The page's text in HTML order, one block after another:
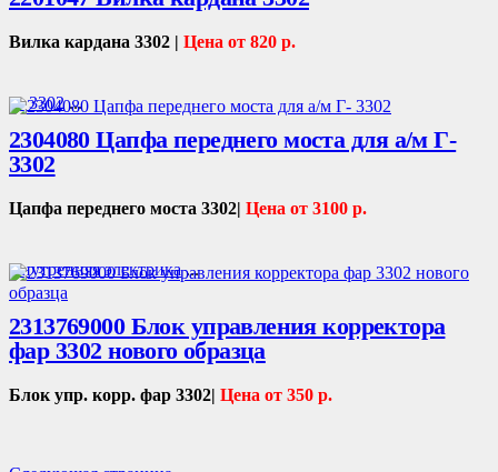
Вилка кардана 3302 | Цена от 820 р.
Г- 3302...
2304080 Цапфа переднего моста для а/м Г-
3302
Цапфа переднего моста 3302| Цена от 3100 р.
Внутренняя электрика...
2313769000 Блок управления корректора
фар 3302 нового образца
Блок упр. корр. фар 3302| Цена от 350 р.